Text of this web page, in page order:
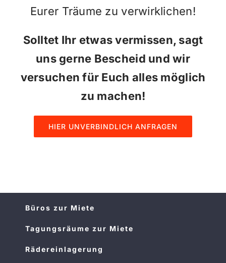
Eurer Träume zu verwirklichen!
Solltet Ihr etwas vermissen, sagt
uns gerne Bescheid und wir
versuchen für Euch alles möglich
zu machen!
HIER UNVERBINDLICH ANFRAGEN
Büros zur Miete
Tagungsräume zur Miete
Rädereinlagerung